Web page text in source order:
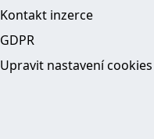
Kontakt inzerce
GDPR
Upravit nastavení cookies